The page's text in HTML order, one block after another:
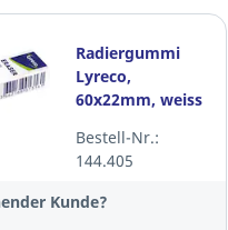
Radiergummi
Lyreco,
60x22mm, weiss
Bestell-Nr.:
144.405
Kunde?